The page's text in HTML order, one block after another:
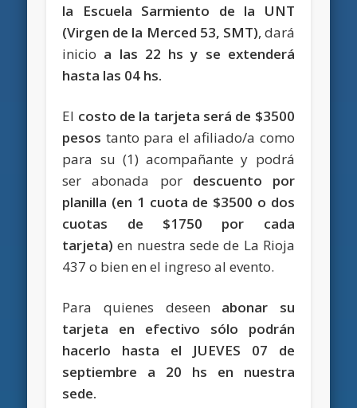
la Escuela Sarmiento de la UNT
(Virgen de la Merced 53, SMT), dará
inicio a las 22 hs y se extenderá
hasta las 04 hs.
El costo de la tarjeta será de $3500
pesos tanto para el afiliado/a como
para su (1) acompañante y podrá
ser abonada por descuento por
planilla (en 1 cuota de $3500 o dos
cuotas de $1750 por cada
tarjeta) en nuestra sede de La Rioja
437 o bien en el ingreso al evento.
Para quienes deseen abonar su
tarjeta en efectivo sólo podrán
hacerlo hasta el JUEVES 07 de
septiembre a 20 hs en nuestra
sede.